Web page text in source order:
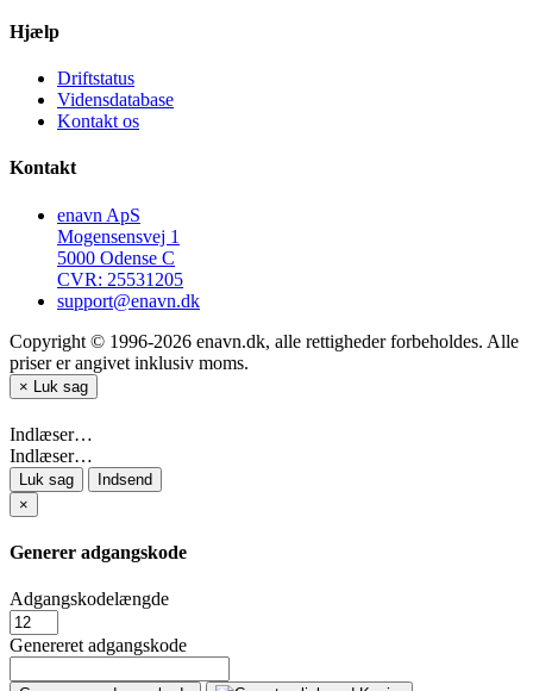
Hjælp
Driftstatus
Vidensdatabase
Kontakt os
Kontakt
enavn ApS
Mogensensvej 1
5000 Odense C
CVR: 25531205
support@enavn.dk
Copyright © 1996-2026 enavn.dk, alle rettigheder forbeholdes. Alle
priser er angivet inklusiv moms.
× Luk sag
Indlæser…
Indlæser…
Luk sag
Indsend
×
Generer adgangskode
Adgangskodelængde
Genereret adgangskode